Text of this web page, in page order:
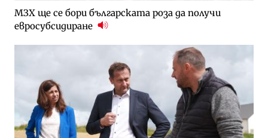
МЗХ ще се бори българската роза да получи
евросубсидиране